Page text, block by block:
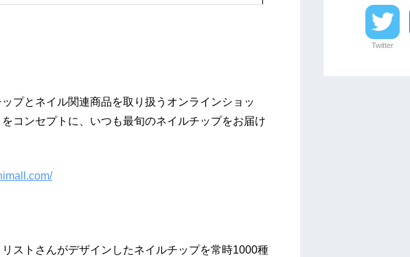
プとネイル関連商品を取り扱うオンラインショッ
コンセプトに、いつも最旬のネイルチップをお届け
ストさんがデザインしたネイルチップを常時1000種
Twitter